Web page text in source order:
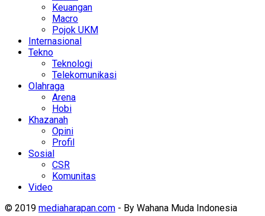
Keuangan
Macro
Pojok UKM
Internasional
Tekno
Teknologi
Telekomunikasi
Olahraga
Arena
Hobi
Khazanah
Opini
Profil
Sosial
CSR
Komunitas
Video
© 2019 mediaharapan.com - By Wahana Muda Indonesia